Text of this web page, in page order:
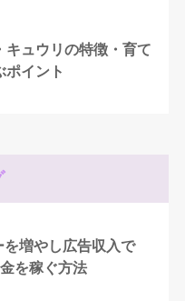
キュウリの特徴・育て
ポイント
増やし広告収入で
を稼ぐ方法